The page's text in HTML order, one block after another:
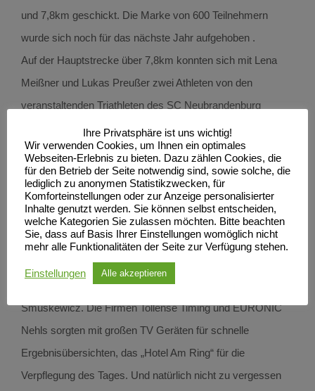
und 7,8km geschickt. Die Marke von 600 Teilnehmern
wurde sich noch für das nächste Jahr aufgehoben .
Auf der Hauptstrecke über 7,8km konnten sich mit Lena
Meißner und Lukas Preußer zwei Athleten von den
veranstaltenden Triathleten des SC Neubrandenburg
durchsetzen. Auch über 2km gewannen mit Sophie Lenk
und Birk Bült zwei Triathleten. Bei den Nordic Walkern
erreichten Reinhard Simon, sowie Andrea und Sarah
Kundschaft als Erste das Ziel.
Ein herzliches Dankeschön geht neben den
Neubrandenburger Stadtwerken an die weiteren Sponsoren
der Neubrandenburger Triathleten, die Netik&Partner
GmbH, das Reisebüro VenterTours und Gerüstbau
Smuskewicz. Die Firmen Tollense Timing und EURONIC
Nehls sorgten mit großen TV Geräten für schnelle
Ergebnisübersichten, das „Hotel Am Ring“ für die
Verpflegung des Tages. Und natürlich nicht zu vergessen
Ihre Privatsphäre ist uns wichtig!
Wir verwenden Cookies, um Ihnen ein optimales
Webseiten-Erlebnis zu bieten. Dazu zählen Cookies, die
für den Betrieb der Seite notwendig sind, sowie solche, die
lediglich zu anonymen Statistikzwecken, für
Komforteinstellungen oder zur Anzeige personalisierter
Inhalte genutzt werden. Sie können selbst entscheiden,
welche Kategorien Sie zulassen möchten. Bitte beachten
Sie, dass auf Basis Ihrer Einstellungen womöglich nicht
mehr alle Funktionalitäten der Seite zur Verfügung stehen.
Einstellungen Alle akzeptieren